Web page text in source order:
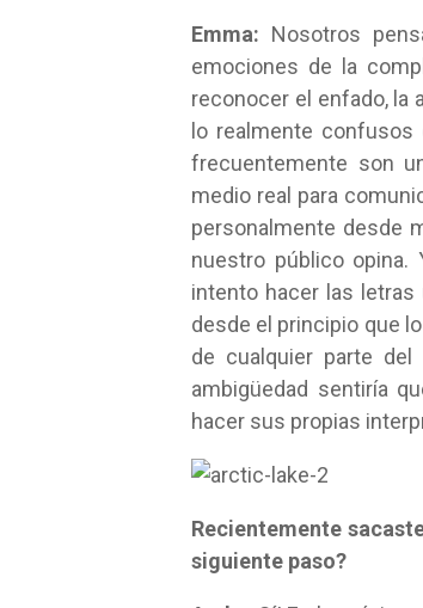
Emma: Nosotros
emociones de la
reconocer el enfado, la
lo realmente
frecuentemente son
medio real para
personalmente desde
nuestro público
intento hacer las letras
desde el principio que
de cualquier parte
ambigüedad sentiría
hacer sus propias
Recientemente
siguiente paso?